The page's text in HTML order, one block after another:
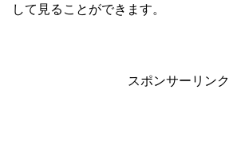
して見ることができます。
スポンサーリンク